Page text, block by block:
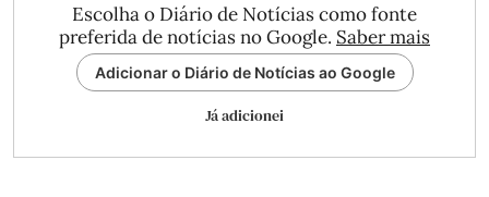
Escolha o Diário de Notícias como fonte
preferida de notícias no Google. Saber mais
Adicionar o Diário de Notícias ao Google
Já adicionei